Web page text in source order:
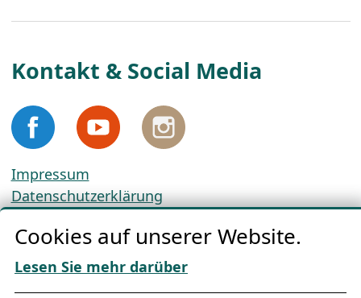
Kontakt & Social Media
Impressum
Datenschutzerklärung
AGBs
Download „Nordic Tango“
Cookies auf unserer Website.
Lesen Sie mehr darüber